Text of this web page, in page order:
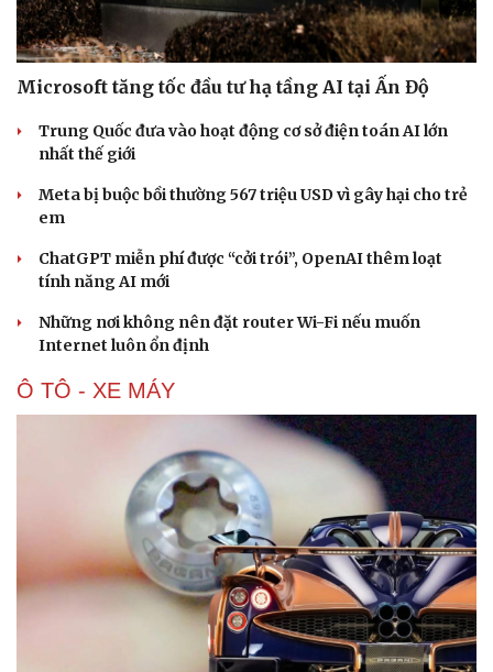
Doanh nghiệp
Thông tin doanh nghiệp
Doanh nghiệp 24h
Vì cộng đồng
Sành điệu
Chuyển đổi số
Microsoft tăng tốc đầu tư hạ tầng AI tại Ấn Độ
Trung Quốc đưa vào hoạt động cơ sở điện toán AI lớn
nhất thế giới
Meta bị buộc bồi thường 567 triệu USD vì gây hại cho trẻ
em
ChatGPT miễn phí được “cởi trói”, OpenAI thêm loạt
tính năng AI mới
Những nơi không nên đặt router Wi-Fi nếu muốn
Internet luôn ổn định
Ô TÔ - XE MÁY